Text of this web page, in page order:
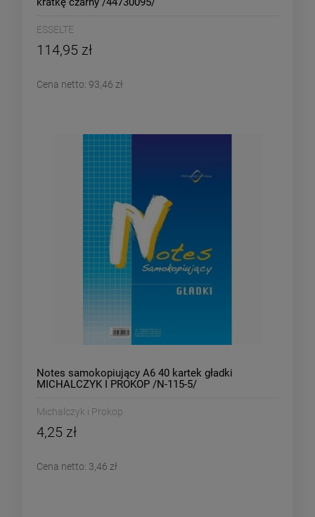
ESSELTE
114,95 zł
Cena netto: 93,46 zł
Notes samokopiujący A6 40 kartek gładki
MICHALCZYK I PROKOP /N-115-5/
Michalczyk i Prokop
4,25 zł
Cena netto: 3,46 zł